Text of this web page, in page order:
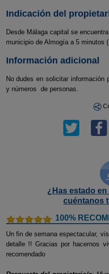
Indicación del
Desde Málaga capital se
municipio de Almogía a 5 minutos
Información adicional
No dudes en solicitar información
y números de personas.
¿Has estado
cuéntanos
100%
Un fin de semana espectacular,
detalle !! Gracias por hacernos
recomendado